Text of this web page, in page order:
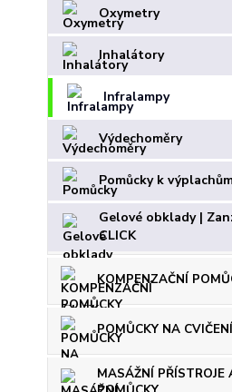
Oxymetry
Inhalátory
Infralampy
Výdechoměry
Pomůcky k
Gelové obklady |
CLICK
KOMPENZAČNÍ
POMŮCKY NA CVIČENÍ
MASÁŽNÍ PŘÍSTROJE